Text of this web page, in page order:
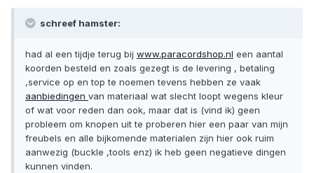
schreef hamster:
had al een tijdje terug bij www.paracordshop.nl een aantal
koorden besteld en zoals gezegt is de levering , betaling
,service op en top te noemen tevens hebben ze vaak
aanbiedingen van materiaal wat slecht loopt wegens kleur
of wat voor reden dan ook, maar dat is (vind ik) geen
probleem om knopen uit te proberen hier een paar van mijn
freubels en alle bijkomende materialen zijn hier ook ruim
aanwezig (buckle ,tools enz) ik heb geen negatieve dingen
kunnen vinden.